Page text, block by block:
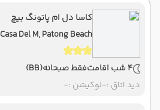
کاسا دل ام پاتونگ بیچ
Casa Del M, Patong Beach
4 شب اقامت فقط صبحانه(BB)
دید اتاق :-لوکیشن :-